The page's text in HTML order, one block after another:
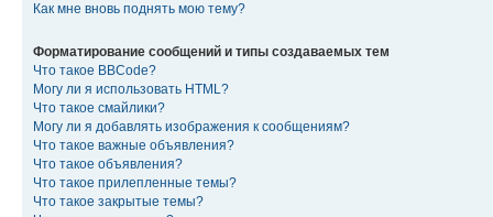
Как мне вновь поднять мою тему?
Форматирование сообщений и типы создаваемых тем
Что такое BBCode?
Могу ли я использовать HTML?
Что такое смайлики?
Могу ли я добавлять изображения к сообщениям?
Что такое важные объявления?
Что такое объявления?
Что такое прилепленные темы?
Что такое закрытые темы?